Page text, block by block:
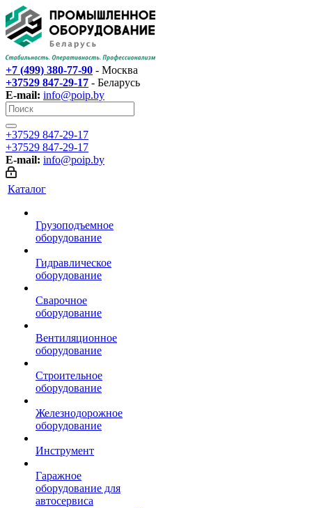
+7 (499) 380-77-90 - Москва
+37529 847-29-17‬ - Беларусь
E-mail: info@poip.by
+37529 847-29-17‬
+37529 847-29-17‬
E-mail: info@poip.by
Каталог
Грузоподъемное
оборудование
Гидравлическое
оборудование
Сварочное
оборудование
Вентиляционное
оборудование
Строительное
оборудование
Железнодорожное
оборудование
Инструмент
Гаражное
оборудование для
автосервиса